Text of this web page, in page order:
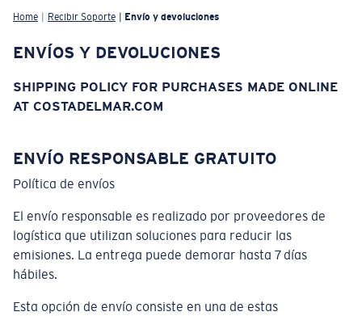
Cantidad:
Home Recibir Soporte Envío y devoluciones
ENVÍOS Y DEVOLUCIONES
SHIPPING POLICY FOR PURCHASES MADE ONLINE
AT COSTADELMAR.COM
ENVÍO RESPONSABLE GRATUITO
Política de envíos
El envío responsable es realizado por proveedores de
logística que utilizan soluciones para reducir las
emisiones. La entrega puede demorar hasta 7 días
hábiles.
Esta opción de envío consiste en una de estas